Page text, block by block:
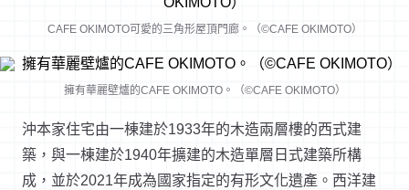
CAFE OKIMOTO可愛的三角形屋頂門廊。（©CAFE OKIMOTO）
擁有華麗壁爐的CAFE OKIMOTO。（©CAFE OKIMOTO）
沖本家住宅由一棟建於1933年的木造兩層樓的西式建
築，與一棟建於1940年擴建的木造單層日式建築所構
成，並於2021年成為國家指定的有形文化遺產。西洋建